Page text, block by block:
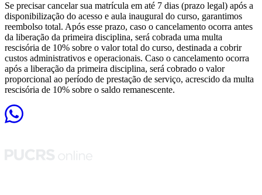
Se precisar cancelar sua matrícula em até 7 dias (prazo legal) após a
disponibilização do acesso e aula inaugural do curso, garantimos
reembolso total. Após esse prazo, caso o cancelamento ocorra antes
da liberação da primeira disciplina, será cobrada uma multa
rescisória de 10% sobre o valor total do curso, destinada a cobrir
custos administrativos e operacionais. Caso o cancelamento ocorra
após a liberação da primeira disciplina, será cobrado o valor
proporcional ao período de prestação de serviço, acrescido da multa
rescisória de 10% sobre o saldo remanescente.